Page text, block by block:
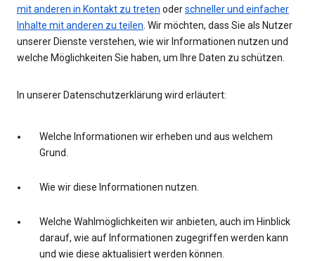
mit anderen in Kontakt zu treten oderschneller und einfacher
Inhalte mit anderen zu teilen. Wir möchten, dass Sie als Nutzer
unserer Dienste verstehen, wie wir Informationen nutzen und
welche Möglichkeiten Sie haben, um Ihre Daten zu schützen.
In unserer Datenschutzerklärung wird erläutert:
Welche Informationen wir erheben und aus welchem
Grund.
Wie wir diese Informationen nutzen.
Welche Wahlmöglichkeiten wir anbieten, auch im Hinblick
darauf, wie auf Informationen zugegriffen werden kann
und wie diese aktualisiert werden können.